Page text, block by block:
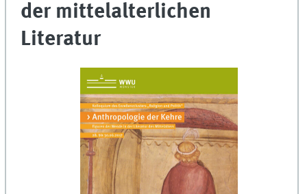
der mittelalterlichen
Literatur